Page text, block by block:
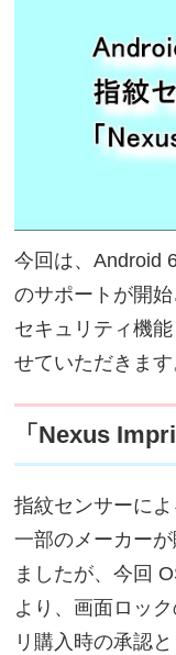
今回は、Android
のサポートが開
セキュリティ機
せていただきます
「Nexus
指紋センサーに
一部のメーカー
ましたが、今回
より、画面ロッ
リ購入時の承認